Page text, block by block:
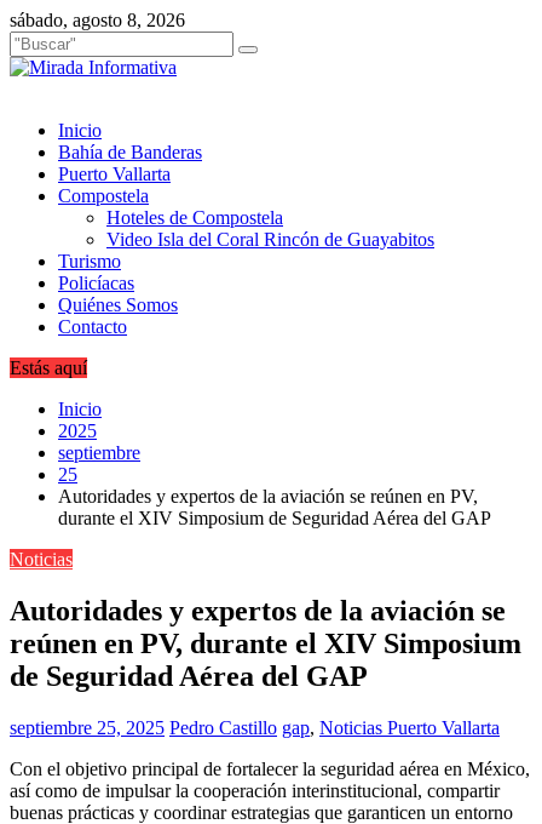
Saltar
al
contenido
sábado, agosto 8, 2026
Inicio
Bahía de Banderas
Puerto Vallarta
Compostela
Hoteles de Compostela
Video Isla del Coral Rincón de Guayabitos
Turismo
Policíacas
Quiénes Somos
Contacto
Estás aquí
Inicio
2025
septiembre
25
Autoridades y expertos de la aviación se reúnen en PV,
durante el XIV Simposium de Seguridad Aérea del GAP
Noticias
Autoridades y expertos de la aviación se
reúnen en PV, durante el XIV Simposium
de Seguridad Aérea del GAP
septiembre 25, 2025 Pedro Castillo gap, Noticias Puerto Vallarta
Con el objetivo principal de fortalecer la seguridad aérea en México,
así como de impulsar la cooperación interinstitucional, compartir
buenas prácticas y coordinar estrategias que garanticen un entorno